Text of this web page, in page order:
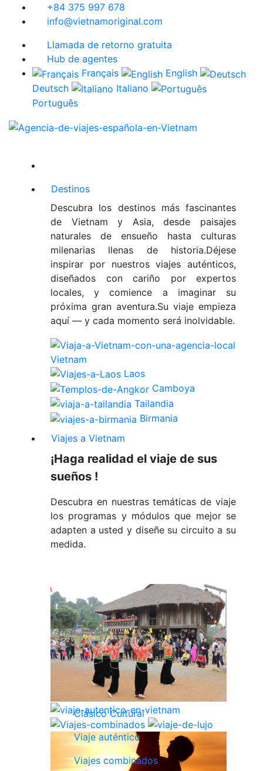
+84 375 997 678
info@vietnamoriginal.com
Llamada de retorno gratuita
Hub de agentes
Français
English
Deutsch
Italiano
Português
Destinos
Descubra los destinos más fascinantes
de Vietnam y Asia, desde paisajes
naturales de ensueño hasta culturas
milenarias llenas de historia.Déjese
inspirar por nuestros viajes auténticos,
diseñados con cariño por expertos
locales, y comience a imaginar su
próxima gran aventura.Su viaje empieza
aquí — y cada momento será inolvidable.
Vietnam
Laos
Camboya
Tailandia
Birmania
Viajes a Vietnam
¡Haga realidad el viaje de sus
sueños !
Descubra en nuestras temáticas de viaje
los programas y módulos que mejor se
adapten a usted y diseñe su circuito a su
medida.
Clásico Cultural
Viaje auténtico
Viajes combinados